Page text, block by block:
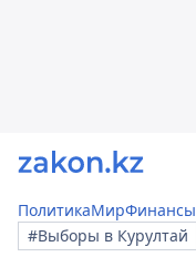
ПолитикаМирФинансы
#Выборы в Курултай